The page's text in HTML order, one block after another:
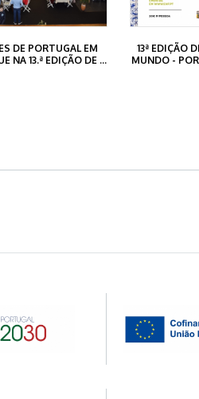
DE PORTUGAL EM
NA 13.ª EDIÇÃO DE ...
13ª EDIÇÃO
MUNDO -